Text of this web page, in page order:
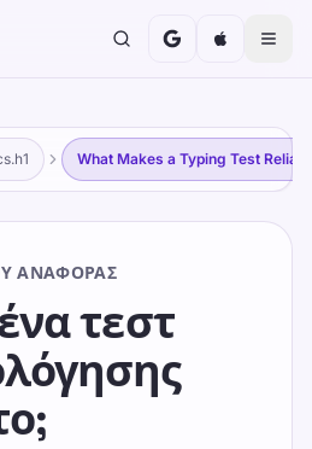
What Makes a Typing Test
ΑΝΑΦΟΡΆΣ
τεστ